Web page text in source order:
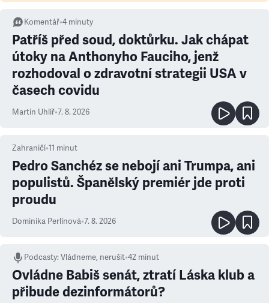
Komentář•4 minuty
Patříš před soud, doktůrku. Jak chápat
útoky na Anthonyho Fauciho, jenž
rozhodoval o zdravotní strategii USA v
časech covidu
Martin Uhlíř•7. 8. 2026
Zahraničí•11 minut
Pedro Sanchéz se nebojí ani Trumpa, ani
populistů. Španělský premiér jde proti
proudu
Dominika Perlínová•7. 8. 2026
Podcasty:Vládneme, nerušit•42 minut
Ovládne Babiš senát, ztratí Láska klub a
přibude dezinformátorů?